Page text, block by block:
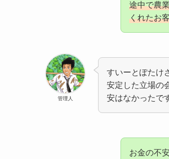
途中で農
くれたお
管理人
すいーとぽたけ
安定した立場の
安はなかったで
お金の不